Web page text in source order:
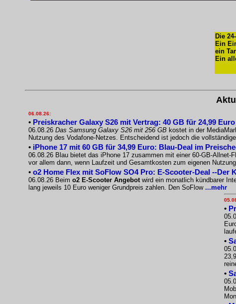
Die
Ein
ein
Ein
06.08.26:
• Preiskracher Galaxy S26 mit Vertrag: 40 GB für 24,99 Euro
06.08.26 Das Samsung Galaxy S26 mit 256 GB kostet in der
Nutzung des Vodafone-Netzes. Entscheidend ist jedoch die
• iPhone 17 mit 60 GB für 34,99 Euro: Blau-Deal im
06.08.26 Blau bietet das iPhone 17 zusammen mit einer 60-GB-
vor allem dann, wenn Laufzeit und Gesamtkosten zum eigenen
• o2 Home Flex mit SoFlow SO4 Pro: E-Scooter-Deal --Der
06.08.26 Beim o2 E-Scooter Angebotwird ein monatlich kündbarer
lang jeweils 10 Euro weniger Grundpreis zahlen. Den SoFlow ...mehr
•
•
•